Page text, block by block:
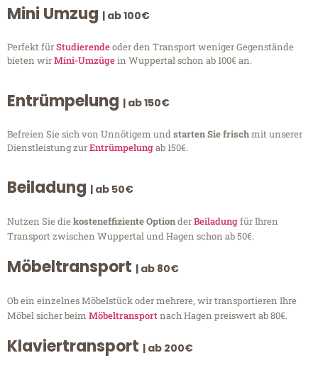
Mini Umzug | ab 100€
Perfekt fürStudierendeoder den Transport weniger Gegenstände
bieten wirMini-Umzügein Wuppertal schon ab 100€ an.
Entrümpelung | ab 150€
Befreien Sie sich von Unnötigem undstarten Sie frischmit unserer
Dienstleistung zurEntrümpelungab 150€.
Beiladung | ab 50€
Nutzen Sie diekosteneffiziente OptionderBeiladungfür Ihren
Transport zwischen Wuppertal und Hagen schon ab 50€.
Möbeltransport | ab 80€
Ob ein einzelnes Möbelstück oder mehrere, wir transportieren Ihre
Möbel sicher beim Möbeltransportnach Hagen preiswert ab 80€.
Klaviertransport | ab 200€